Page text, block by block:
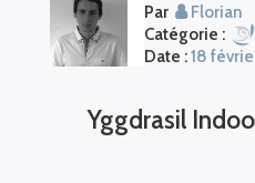
Par
Florian
Catégorie :
Date :18
Yggdrasil